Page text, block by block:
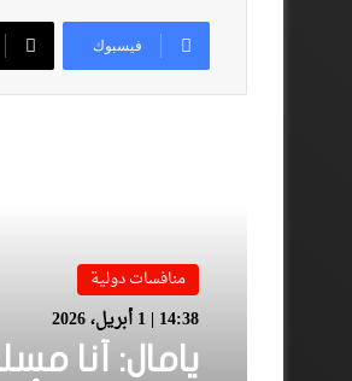
فيسبوك
منافسات دولية
14:38 | 1 أبريل، 2026
يامال: أنا